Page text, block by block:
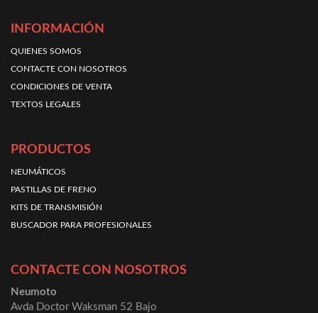
INFORMACIÓN
QUIENES SOMOS
CONTACTE CON NOSOTROS
CONDICIONES DE VENTA
TEXTOS LEGALES
PRODUCTOS
NEUMÁTICOS
PASTILLAS DE FRENO
KITS DE TRANSMISIÓN
BUSCADOR PARA PROFESIONALES
CONTACTE CON NOSOTROS
Neumoto
Avda Doctor Waksman 52 Bajo